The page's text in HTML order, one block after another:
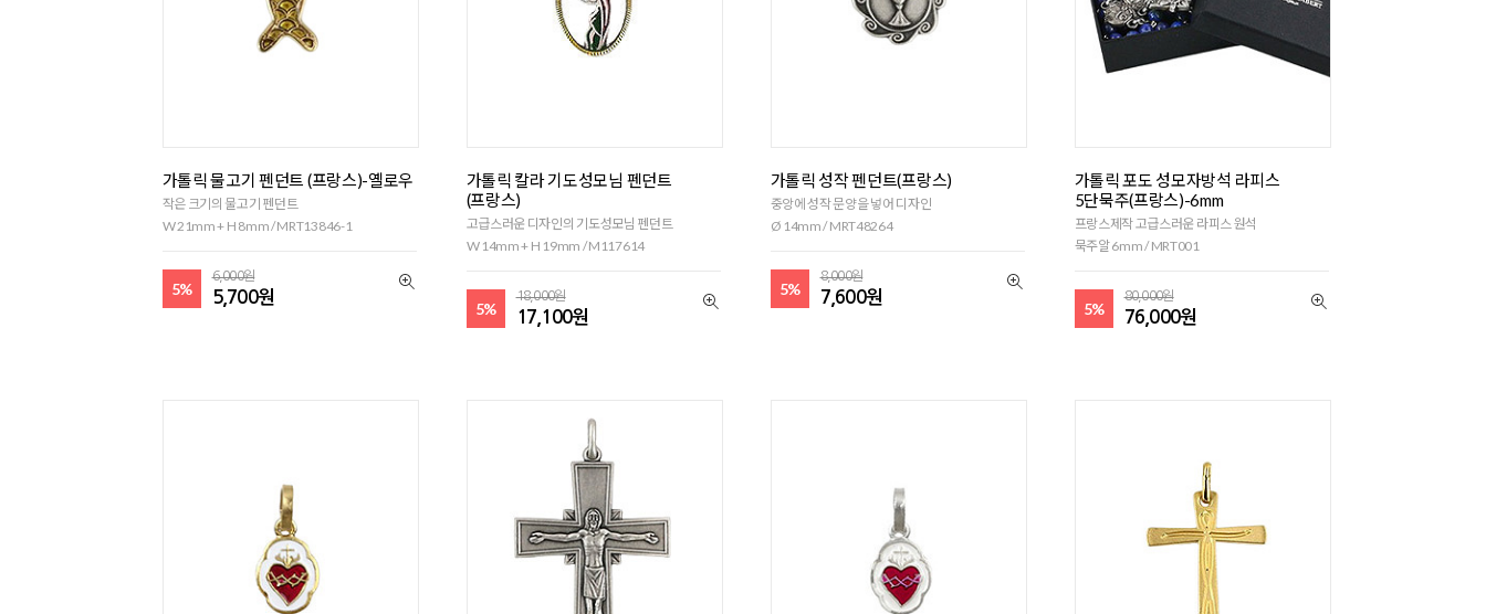
가톨릭 물고기 펜던트 (프랑스)-옐로우
작은 크기의 물고기 펜던트
W 21mm + H 8mm / MRT13846-1
5%
6,000원
5,700원
가톨릭 칼라 기도성모님 펜던트
(프랑스)
고급스러운 디자인의 기도성모님 펜던트
W 14mm + H 19mm / M117614
5%
18,000원
17,100원
가톨릭 성작 펜던트(프랑스)
중앙에 성작 문양을 넣어 디자인
Ø 14mm / MRT48264
5%
8,000원
7,600원
가톨릭 포도 성모자방석 라피스
5단묵주(프랑스)-6mm
프랑스제작 고급스러운 라피스 원석
묵주알 6mm / MRT001
5%
80,000원
76,000원